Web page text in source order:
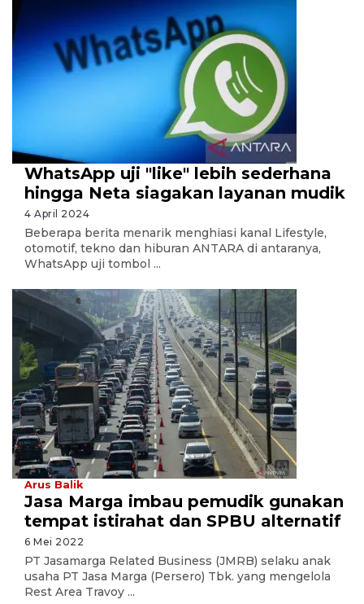
WhatsApp uji "like" lebih sederhana
hingga Neta siagakan layanan mudik
4 April 2024
Beberapa berita menarik menghiasi kanal Lifestyle,
otomotif, tekno dan hiburan ANTARA di antaranya,
WhatsApp uji tombol ...
Arus Balik
Jasa Marga imbau pemudik gunakan
tempat istirahat dan SPBU alternatif
6 Mei 2022
PT Jasamarga Related Business (JMRB) selaku anak
usaha PT Jasa Marga (Persero) Tbk. yang mengelola
Rest Area Travoy ...